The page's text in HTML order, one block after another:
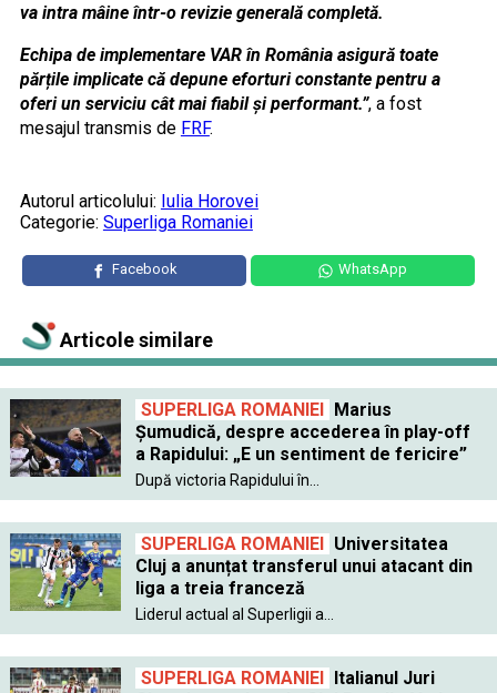
va intra mâine într-o revizie generală completă.
Echipa de implementare VAR în România asigură toate
părțile implicate că depune eforturi constante pentru a
oferi un serviciu cât mai fiabil și performant.”, a fost
mesajul transmis de FRF.
Autorul articolului: Iulia Horovei
Categorie: Superliga Romaniei
Facebook WhatsApp
Articole similare
SUPERLIGA ROMANIEI
Marius
Șumudică, despre accederea în play-off
a Rapidului: „E un sentiment de fericire”
După victoria Rapidului în...
SUPERLIGA ROMANIEI
Universitatea
Cluj a anunțat transferul unui atacant din
liga a treia franceză
Liderul actual al Superligii a...
SUPERLIGA ROMANIEI
Italianul Juri